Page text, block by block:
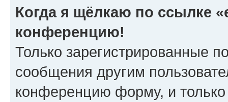
Когда я щёлкаю по ссылке
конференцию!
Только зарегистрированные
сообщения другим
конференцию форму, и